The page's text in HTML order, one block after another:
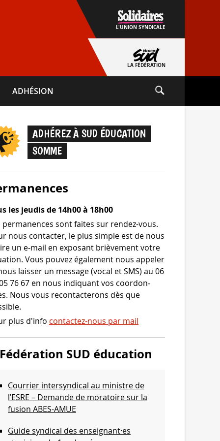
L'UNION SYNDICALE
LA FÉDÉRATION
ADHÉSION
ADHÉREZ À SUD ÉDUCATION
SOMME
les jeudis de 14h00 à 18h00
per­ma­nences sont faites sur rendez-​vous.
nous contac­ter, le plus simple est de nous
un e‑mail en expo­sant briè­ve­ment votre
Vous pou­vez éga­le­ment nous appe­ler
lais­ser un mes­sage (vocal et SMS) au 06
76 67 en nous indi­quant vos coor­don­
Nous vous recon­tac­te­rons dès que
plus d'info contactez-nous par mail
Fédération SUD éducation
Courrier intersyndical au ministre de
l’ESRE – Demande de moratoire sur la
fusion ABES-AMUE
Guide syndical des enseignant·es